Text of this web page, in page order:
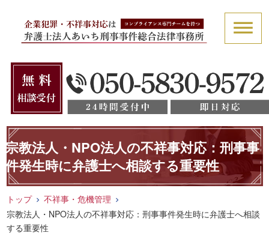
宗教法人・NPO法人の不祥事対応：刑事事
件発生時に弁護士へ相談する重要性
トップ
不祥事・危機管理
宗教法人・NPO法人の不祥事対応：刑事事件発生時に弁護士へ相談
する重要性